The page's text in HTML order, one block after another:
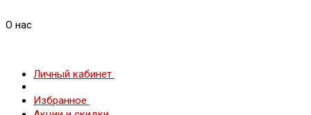
О нас
Личный кабинет
Избранное